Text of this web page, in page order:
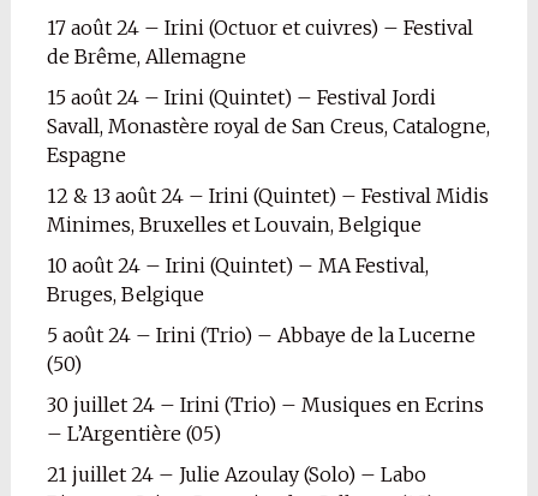
17 août 24 – Irini (Octuor et cuivres) – Festival
de Brême, Allemagne
15 août 24 – Irini (Quintet) – Festival Jordi
Savall, Monastère royal de San Creus, Catalogne,
Espagne
12 & 13 août 24 – Irini (Quintet) – Festival Midis
Minimes, Bruxelles et Louvain, Belgique
10 août 24 – Irini (Quintet) – MA Festival,
Bruges, Belgique
5 août 24 – Irini (Trio) – Abbaye de la Lucerne
(50)
30 juillet 24 – Irini (Trio) – Musiques en Ecrins
– L’Argentière (05)
21 juillet 24 – Julie Azoulay (Solo) – Labo